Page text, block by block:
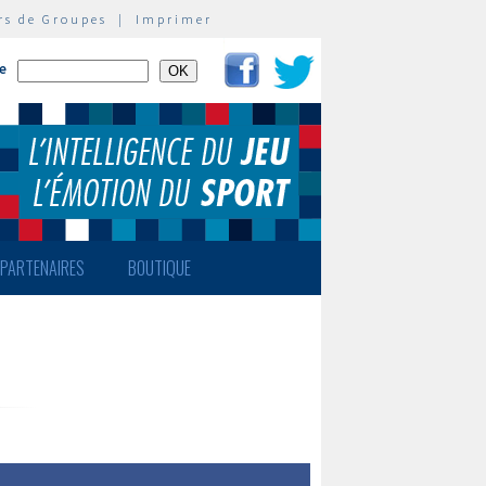
de Groupes | Imprimer
PARTENAIRES BOUTIQUE